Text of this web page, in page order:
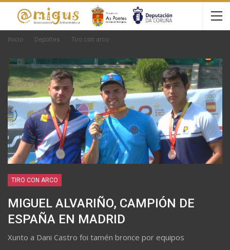
Inicio Deportes Tiro con arco
TIRO CON ARCO
MIGUEL ALVARIÑO, CAMPIÓN DE
ESPAÑA EN MADRID
Xunto a Dani Castro foi tamén bronce por equipos